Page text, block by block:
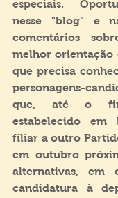
especiais.
nesse "blog" e
comentários
melhor orientação
que precisa
personagens-
que, até o
estabelecido
filiar a outro
em outubro
alternativas, em
candidatura à